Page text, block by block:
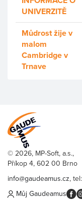
UNIVERZITĚ
Můdrost žije v
malom
Cambridge v
Trnave
© 2026, MP-Soft, a.s.,
Příkop 4, 602 00 Brno
info@gaudeamus.cz, tel:
Můj Gaudeamus